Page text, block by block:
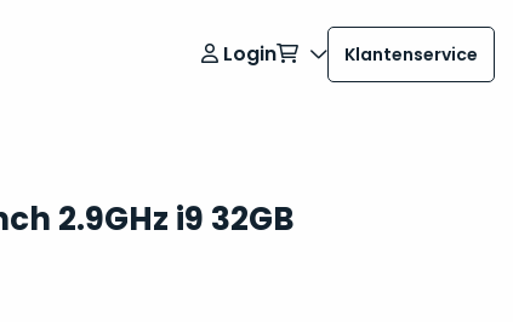
Login Klantenservice
2.9GHz i9 32GB